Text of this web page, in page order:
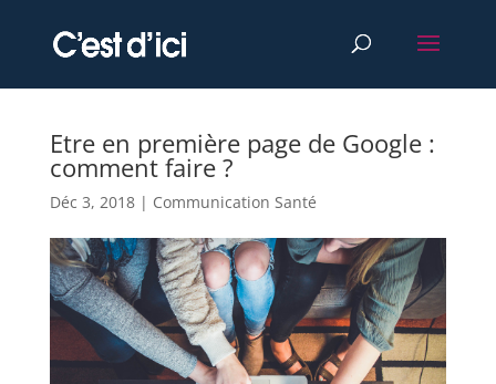
Etre en première page de Google :
comment faire ?
Déc 3, 2018| Communication Santé